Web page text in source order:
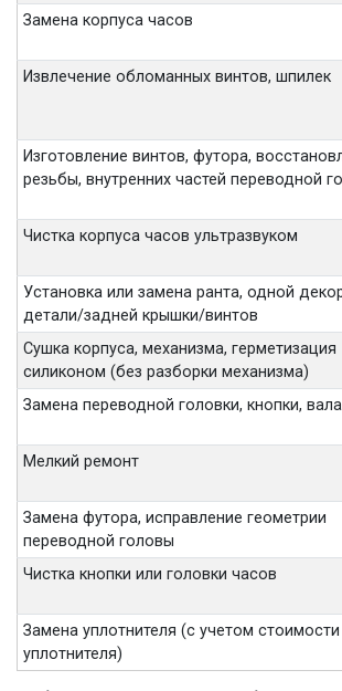
Замена корпуса часов
Извлечение обломанных винтов, шпилек
Изготовление винтов, футора,
резьбы, внутренних частей переводной
Чистка корпуса часов ультразвуком
Установка или замена ранта, одной
детали/задней крышки/винтов
Сушка корпуса, механизма, герметизация
силиконом (без разборки механизма)
Замена переводной головки, кнопки, вала
Мелкий ремонт
Замена футора, исправление геометрии
переводной головы
Чистка кнопки или головки часов
Замена уплотнителя (с учетом стоимости
уплотнителя)